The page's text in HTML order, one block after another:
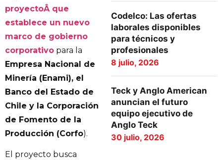
proyectoÂ que
establece un nuevo
marco de gobierno
corporativo para la
Empresa Nacional de
Minería (Enami), el
Banco del Estado de
Chile y la Corporación
de Fomento de la
Producción (Corfo).
El proyecto busca
Codelco: Las ofertas
laborales disponibles
para técnicos y
profesionales
8 julio, 2026
Teck y Anglo American
anuncian el futuro
equipo ejecutivo de
Anglo Teck
30 julio, 2026